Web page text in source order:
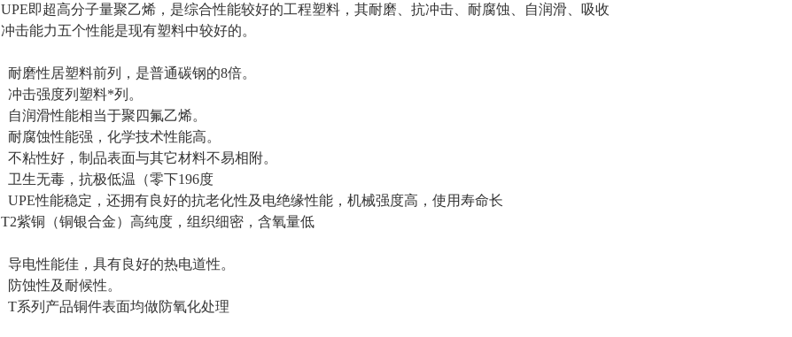
UPE即超高分子量聚乙烯，是综合性能较好的工程塑料，其耐磨、抗冲击、耐腐蚀、自润滑、吸收
冲击能力五个性能是现有塑料中较好的。
耐磨性居塑料前列，是普通碳钢的8倍。
冲击强度列塑料*列。
自润滑性能相当于聚四氟乙烯。
耐腐蚀性能强，化学技术性能高。
不粘性好，制品表面与其它材料不易相附。
卫生无毒，抗极低温（零下196度
UPE性能稳定，还拥有良好的抗老化性及电绝缘性能，机械强度高，使用寿命长
T2紫铜（铜银合金）高纯度，组织细密，含氧量低
导电性能佳，具有良好的热电道性。
防蚀性及耐候性。
T系列产品铜件表面均做防氧化处理